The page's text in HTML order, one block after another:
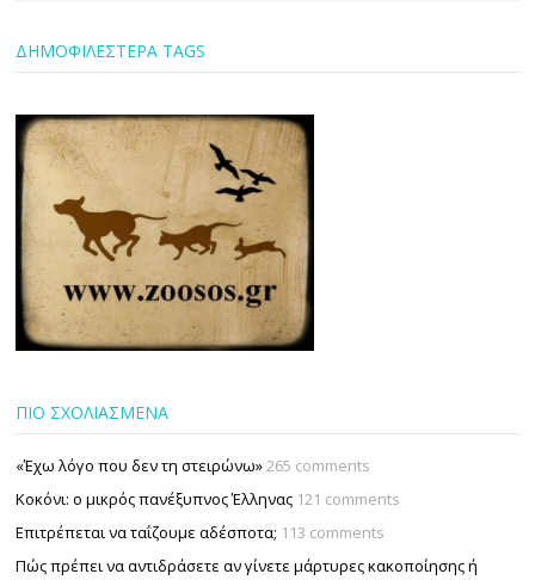
ΔΗΜΟΦΙΛΕΣΤΕΡΑ TAGS
ΠΙΟ ΣΧΟΛΙΑΣΜΕΝΑ
«Έχω λόγο που δεν τη στειρώνω»265 comments
Κοκόνι: ο μικρός πανέξυπνος Έλληνας 121 comments
Επιτρέπεται να ταΐζουµε αδέσποτα; 113 comments
Πώς πρέπει να αντιδράσετε αν γίνετε μάρτυρες κακοποίησης ή